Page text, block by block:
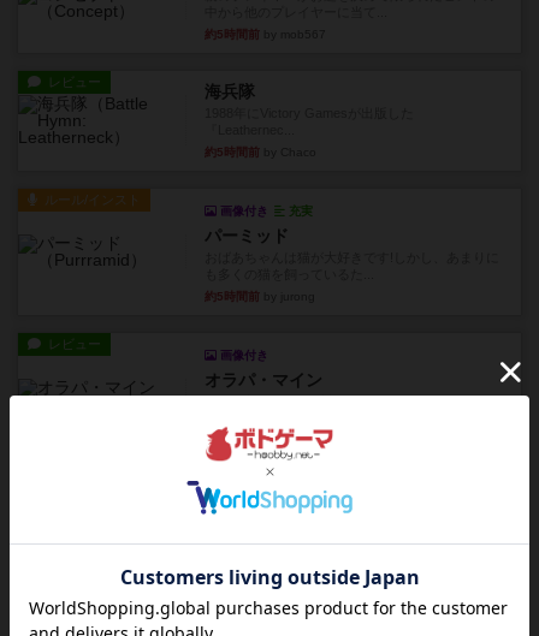
約5時間前
レビュー 海兵隊
約5時間前
ルール/インスト
画像付き 充実
パーミッド
約5時間前
レビュー
画像付き
オラパ・マイン
約5時間前 by くみ
マーリン
４人プレイ。インスト1時間プレイ2時間半。結構
レビュー アンブッシュ！：シルバースター